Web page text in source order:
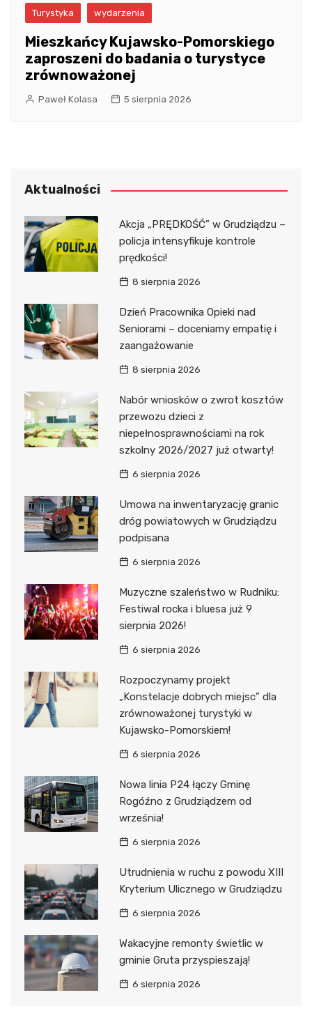
Turystyka wydarzenia
Mieszkańcy Kujawsko-Pomorskiego
zaproszeni do badania o turystyce
zrównoważonej
Paweł Kolasa 5 sierpnia 2026
Aktualności
Akcja „PRĘDKOŚĆ” w Grudziądzu –
policja intensyfikuje kontrole
prędkości!
8 sierpnia 2026
Dzień Pracownika Opieki nad
Seniorami – doceniamy empatię i
zaangażowanie
8 sierpnia 2026
Nabór wniosków o zwrot kosztów
przewozu dzieci z
niepełnosprawnościami na rok
szkolny 2026/2027 już otwarty!
6 sierpnia 2026
Umowa na inwentaryzację granic
dróg powiatowych w Grudziądzu
podpisana
6 sierpnia 2026
Muzyczne szaleństwo w Rudniku:
Festiwal rocka i bluesa już 9
sierpnia 2026!
6 sierpnia 2026
Rozpoczynamy projekt
„Konstelacje dobrych miejsc” dla
zrównoważonej turystyki w
Kujawsko-Pomorskiem!
6 sierpnia 2026
Nowa linia P24 łączy Gminę
Rogóźno z Grudziądzem od
września!
6 sierpnia 2026
Utrudnienia w ruchu z powodu XIII
Kryterium Ulicznego w Grudziądzu
6 sierpnia 2026
Wakacyjne remonty świetlic w
gminie Gruta przyspieszają!
6 sierpnia 2026